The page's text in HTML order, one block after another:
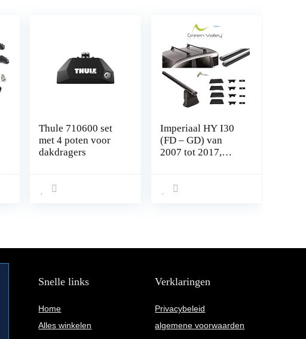
Thule 710600 set
met 4 poten voor
dakdragers
Imperiaal HY I30
(FD – GD) van
2007 tot 2017,
railing met vaste
Snelle links
Home
Alles winkelen
Verklaringen
Privacybeleid
algemene voorwaarden